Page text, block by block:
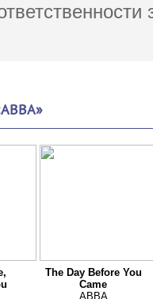
The Day Before You
Came
ABBA